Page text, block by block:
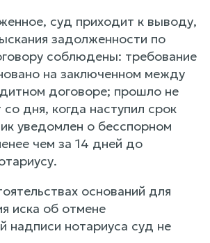
суд приходит к выводу,
задолженности по
соблюдены: требование
на заключенном между
договоре; прошло не
дня, когда наступил срок
уведомлен о бесспорном
чем за 14 дней до
оснований для
иска об отмене
надписи нотариуса суд не